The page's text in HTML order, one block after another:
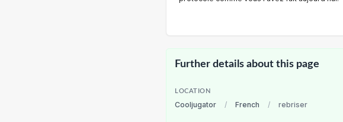
Further details about this page
LOCATION
Cooljugator / French / rebriser